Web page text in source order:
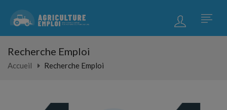
Recherche Emploi
Accueil Recherche Emploi